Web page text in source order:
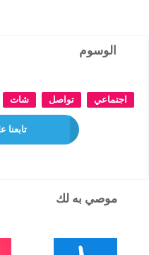
الوسوم
اجتماعي تواصل شات
تابعنا
موصي به لك